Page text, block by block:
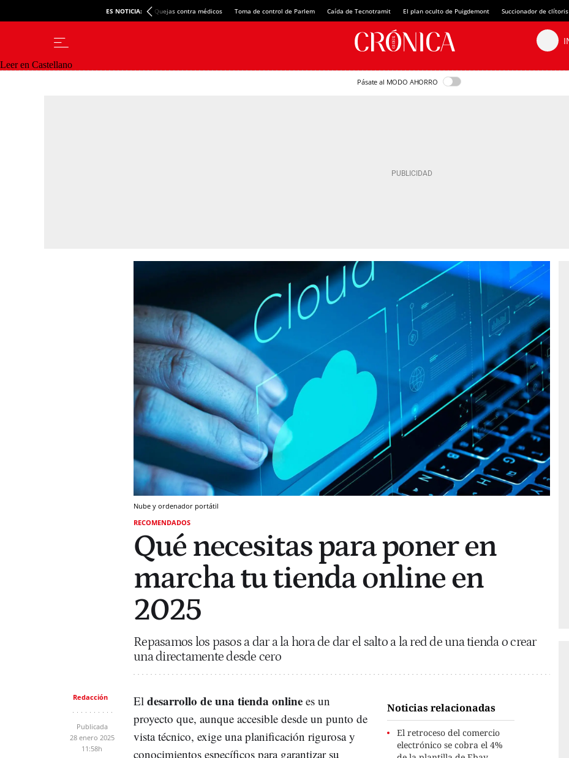
ES NOTICIA: Quejas contra médicos Toma de control de Parlem Caída de Tecnotramit El plan oculto de Puigdemont Succionador de clítoris
Leer en Castellano
Pásate al MODO AHORRO
Nube y ordenador portátil
RECOMENDADOS
Qué necesitas para poner en
marcha tu tienda online en
2025
Repasamos los pasos a dar a la hora de dar el salto a la red de una tienda o crear
una directamente desde cero
Redacción
Publicada
28 enero 2025
11:58h
Noticias relacionadas
El retroceso del comercio
electrónico se cobra el 4%
El desarrollo de una tienda online es un
proyecto que, aunque accesible desde un punto de
vista técnico, exige una planificación rigurosa y
conocimientos específicos para garantizar su